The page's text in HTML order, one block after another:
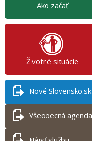
Ako začať
Životné situácie
Nové Slovensko.sk
Všeobecná agenda